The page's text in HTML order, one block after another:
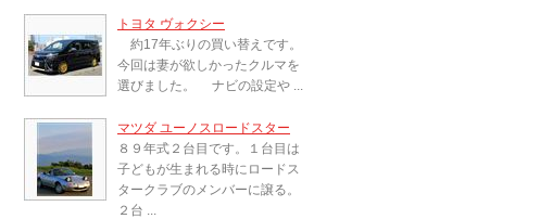
トヨタ ヴォクシー
約17年ぶりの買い替えです。
今回は妻が欲しかったクルマを
選びました。 ナビの設定や ...
マツダ ユーノスロードスター
８９年式２台目です。１台目は
子どもが生まれる時にロードス
タークラブのメンバーに譲る。
２台 ...